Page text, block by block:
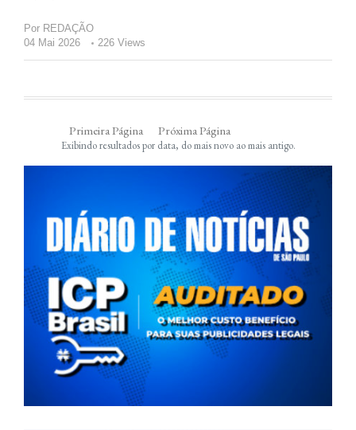
Por REDAÇÃO
04 Mai 2026
226 Views
Primeira Página Próxima Página
Exibindo resultados por data, do mais novo ao mais antigo.